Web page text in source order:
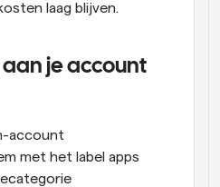
laag blijven.
aan je account
account
met het label apps